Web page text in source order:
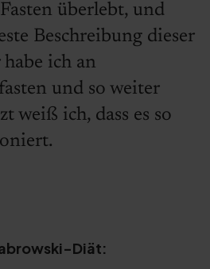
überlebt, und
Beschreibung dieser
ich an
und so weiter
weiß ich, dass es so
Diät: